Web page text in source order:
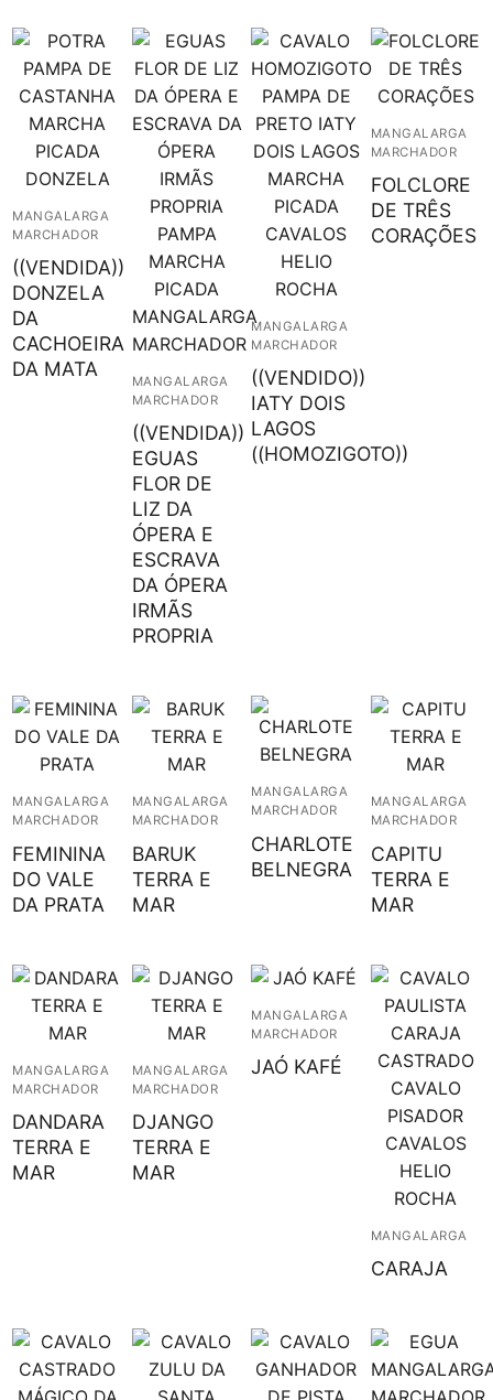
MANGALARGA
MARCHADOR
((VENDIDA))
DONZELA
DA
CACHOEIRA
DA MATA
MANGALARGA
MARCHADOR
((VENDIDA))
EGUAS
FLOR DE
LIZ DA
ÓPERA E
ESCRAVA
DA ÓPERA
IRMÃS
PROPRIA
MANGALARGA
MARCHADOR
((VENDIDO))
IATY DOIS
LAGOS
((HOMOZIGOTO))
MANGALARGA
MARCHADOR
FOLCLORE
DE TRÊS
CORAÇÕES
MANGALARGA
MARCHADOR
FEMININA
DO VALE
DA PRATA
MANGALARGA
MARCHADOR
BARUK
TERRA E
MAR
MANGALARGA
MARCHADOR
CHARLOTE
BELNEGRA
MANGALARGA
MARCHADOR
CAPITU
TERRA E
MAR
MANGALARGA
MARCHADOR
DANDARA
TERRA E
MAR
MANGALARGA
MARCHADOR
DJANGO
TERRA E
MAR
MANGALARGA
MARCHADOR
JAÓ KAFÉ
MANGALARGA
CARAJA